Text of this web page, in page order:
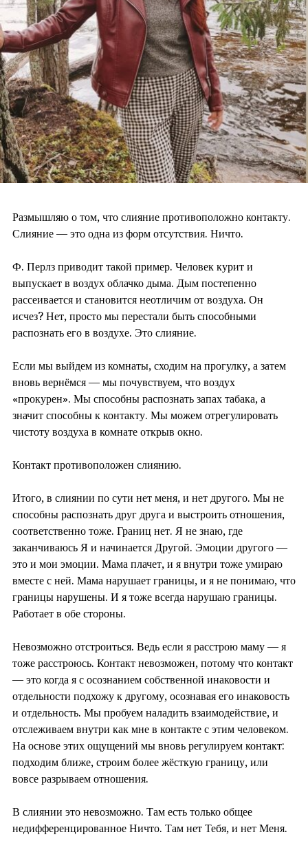
Размышляю о том, что слияние противоположно контакту.
Слияние — это одна из форм отсутствия. Ничто.
Ф. Перлз приводит такой пример. Человек курит и
выпускает в воздух облачко дыма. Дым постепенно
рассеивается и становится неотличим от воздуха. Он
исчез? Нет, просто мы перестали быть способными
распознать его в воздухе. Это слияние.
Если мы выйдем из комнаты, сходим на прогулку, а затем
вновь вернёмся — мы почувствуем, что воздух
«прокурен». Мы способны распознать запах табака, а
значит способны к контакту. Мы можем отрегулировать
чистоту воздуха в комнате открыв окно.
Контакт противоположен слиянию.
Итого, в слиянии по сути нет меня, и нет другого. Мы не
способны распознать друг друга и выстроить отношения,
соответственно тоже. Границ нет. Я не знаю, где
заканчиваюсь Я и начинается Другой. Эмоции другого —
это и мои эмоции. Мама плачет, и я внутри тоже умираю
вместе с ней. Мама нарушает границы, и я не понимаю, что
границы нарушены. И я тоже всегда нарушаю границы.
Работает в обе стороны.
Невозможно отстроиться. Ведь если я расстрою маму — я
тоже расстроюсь. Контакт невозможен, потому что контакт
— это когда я с осознанием собственной инаковости и
отдельности подхожу к другому, осознавая его инаковость
и отдельность. Мы пробуем наладить взаимодействие, и
отслеживаем внутри как мне в контакте с этим человеком.
На основе этих ощущений мы вновь регулируем контакт:
подходим ближе, строим более жёсткую границу, или
вовсе разрываем отношения.
В слиянии это невозможно. Там есть только общее
недифференцированное Ничто. Там нет Тебя, и нет Меня.